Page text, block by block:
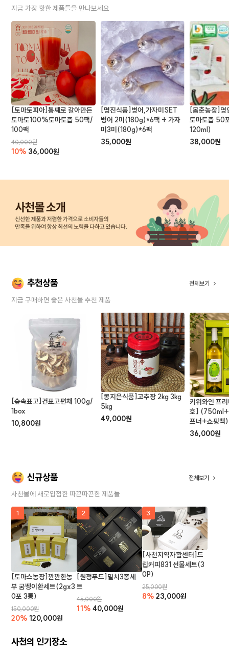
지금 가장 핫한 제품들을 만나보세요
[토마토피아]통째로 갈아만든
토마토100%토마토즙 50팩/
100팩
40,000원
10% 36,000원
[명진식품]병어,가자미SET
병어 2미(180g)*6팩 + 가자
미3미(180g)*6팩
35,000원
[봄춘농장]명
토마토즙 50
120ml)
38,000원
추천상품 전체보기
지금 구매하면 좋은 사천몰 추천 제품
[숲속표고]건표고편채 100g/
1box
10,800원
[콩지은식품]고추장 2kg 3kg
5kg
49,000원
키위와인 프
호] (750ml+
프너+쇼핑백)
36,000원
신규상품 전체보기
사천몰에 새로입점한 따끈따끈한 제품들
1
[토마스농장]깐깐한농
부 굼벵이환세트(2gx3
0포 3통)
150,000원
20% 120,000원
2
[원정푸드]멸치3종세
트
45,000원
11% 40,000원
3
[사천지역자활센터]드
립커피831 선물세트(3
0P)
25,000원
8% 23,000원
사천의 인기장소